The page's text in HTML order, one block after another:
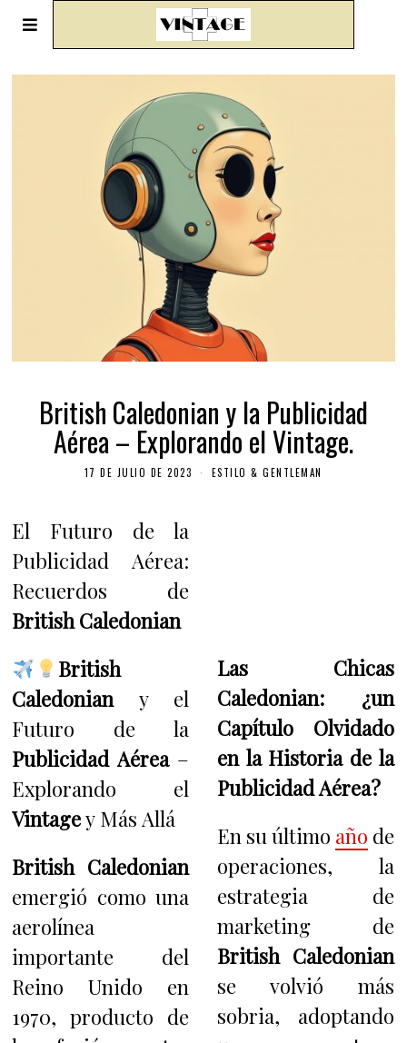
British Caledonian y la Publicidad
Aérea – Explorando el Vintage.
17 DE JULIO DE 2023 ESTILO & GENTLEMAN
El Futuro de la
Publicidad Aérea:
Recuerdos de
British Caledonian
British
Caledoniany el
Futuro de la
Publicidad Aérea–
Explorando el
Vintagey Más Allá
British Caledonian
emergió como una
aerolínea
importante del
Reino Unido en
1970, producto de
Las Chicas
Caledonian: ¿un
Capítulo Olvidado
en la Historia de la
Publicidad Aérea?
En su último año de
operaciones, la
estrategia de
marketing de
British Caledonian
se volvió más
sobria, adoptando